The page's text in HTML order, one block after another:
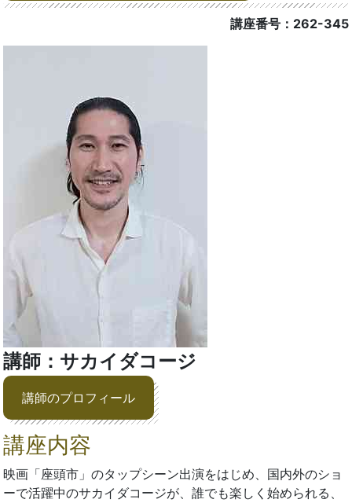
講座番号：262-345
講師：サカイダコージ
講師のプロフィール
講座内容
映画「座頭市」のタップシーン出演をはじめ、国内外のショ
ーで活躍中のサカイダコージが、誰でも楽しく始められる、